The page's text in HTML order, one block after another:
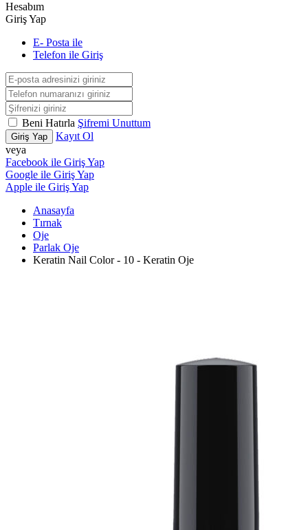
Hesabım
Giriş Yap
E- Posta ile
Telefon ile Giriş
Beni Hatırla Şifremi Unuttum
Giriş Yap
Kayıt Ol
veya
Facebook ile Giriş Yap
Google ile Giriş Yap
Apple ile Giriş Yap
Anasayfa
Tırnak
Oje
Parlak Oje
Keratin Nail Color - 10 - Keratin Oje